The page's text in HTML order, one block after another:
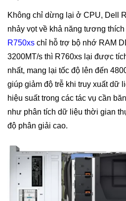
Không chỉ dừng lại ở CPU, Dell
nhảy vọt về khả năng tương
R750xs chỉ hỗ trợ bộ nhớ RAM
3200MT/s thì R760xs lại được
nhất, mang lại tốc độ lên đến
giúp giảm độ trễ khi truy xuất dữ
hiệu suất trong các tác vụ cần
như phân tích dữ liệu thời gian
độ phân giải cao.